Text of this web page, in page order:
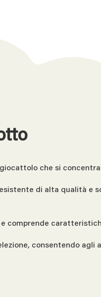
che si
di alta qualità
comprende
consentendo